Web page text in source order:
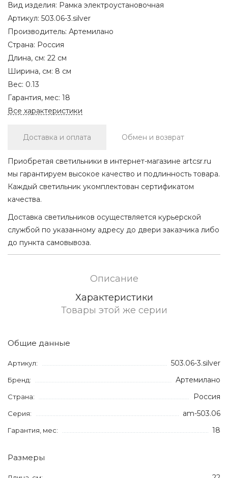
Вид изделия: Рамка электроустановочная
Артикул: 503.06-3.silver
Производитель: Артемилано
Страна: Россия
Длина, см: 22 см
Ширина, см: 8 см
Вес: 0.13
Гарантия, мес: 18
Все характеристики
Доставка и оплата Обмен и возврат
Приобретая светильники в интернет-магазине artcsr.ru
мы гарантируем высокое качество и подлинность товара.
Каждый светильник укомплектован сертификатом
качества.
Доставка светильников осуществляется курьерской
службой по указанному адресу до двери заказчика либо
до пункта самовывоза.
Описание
Характеристики
Товары этой же серии
Общие данные
Артикул: 503.06-3.silver
Бренд: Артемилано
Страна: Россия
Серия: am-503.06
Гарантия, мес: 18
Размеры